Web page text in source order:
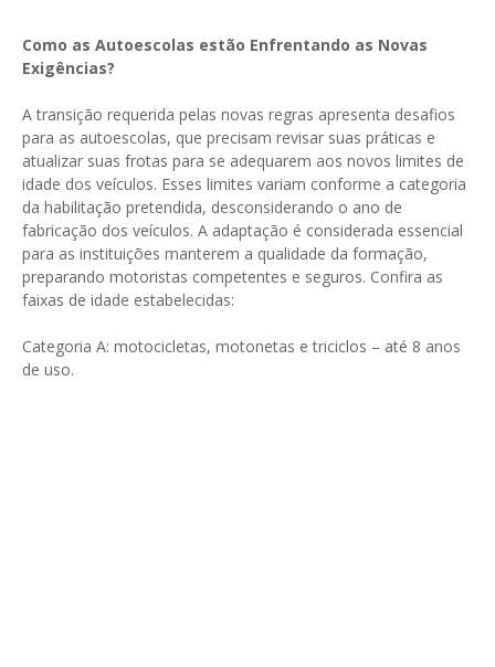
Como as Autoescolas estão Enfrentando as Novas
Exigências?
A transição requerida pelas novas regras apresenta desafios
para as autoescolas, que precisam revisar suas práticas e
atualizar suas frotas para se adequarem aos novos limites de
idade dos veículos. Esses limites variam conforme a categoria
da habilitação pretendida, desconsiderando o ano de
fabricação dos veículos. A adaptação é considerada essencial
para as instituições manterem a qualidade da formação,
preparando motoristas competentes e seguros. Confira as
faixas de idade estabelecidas:
Categoria A: motocicletas, motonetas e triciclos – até 8 anos
de uso.